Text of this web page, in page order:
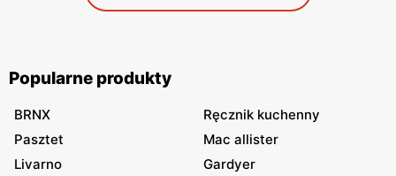
Popularne produkty
BRNX
Ręcznik kuchenny
Pasztet
Mac allister
Livarno
Gardyer